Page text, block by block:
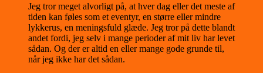
Jeg tror meget alvorligt på, at hver dag eller det meste af
tiden kan føles som et eventyr, en større eller mindre
lykkerus, en meningsfuld glæde. Jeg tror på dette blandt
andet fordi, jeg selv i mange perioder af mit liv har levet
sådan. Og der er altid en eller mange gode grunde til,
når jeg ikke har det sådan.